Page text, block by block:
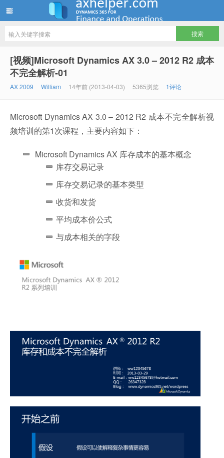
[视频]Microsoft Dynamics AX 3.0 – 2012 R2 成本
不完全解析-01
AX 2009 William 14年前 (2013-04-03) 5365浏览 1评论
Microsoft Dynamics AX 3.0 – 2012 R2 成本不完全解析视
频培训的第1次课程，主要内容如下：
Microsoft Dynamics AX 库存成本的基本概念
库存交易记录
库存交易记录的基本类型
收货和发货
平均成本价公式
与成本相关的字段